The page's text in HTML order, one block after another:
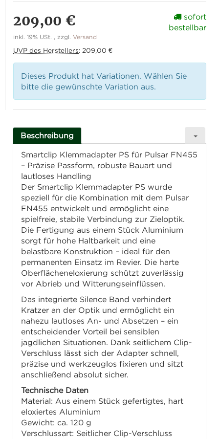
209,00 €
inkl. 19% USt. , zzgl.Versand
UVP des Herstellers: 209,00 €
sofort
bestellbar
Dieses Produkt hat Variationen. Wählen Sie
bitte die gewünschte Variation aus.
Beschreibung
Smartclip Klemmadapter PS für Pulsar FN455
– Präzise Passform, robuste Bauart und
lautloses Handling
Der Smartclip Klemmadapter PS wurde
speziell für die Kombination mit dem Pulsar
FN455 entwickelt und ermöglicht eine
spielfreie, stabile Verbindung zur Zieloptik.
Die Fertigung aus einem Stück Aluminium
sorgt für hohe Haltbarkeit und eine
belastbare Konstruktion – ideal für den
permanenten Einsatz im Revier. Die harte
Oberflächeneloxierung schützt zuverlässig
vor Abrieb und Witterungseinflüssen.
Das integrierte Silence Band verhindert
Kratzer an der Optik und ermöglicht ein
nahezu lautloses An- und Absetzen – ein
entscheidender Vorteil bei sensiblen
jagdlichen Situationen. Dank seitlichem Clip-
Verschluss lässt sich der Adapter schnell,
präzise und werkzeuglos fixieren und sitzt
anschließend absolut sicher.
Technische Daten
Material: Aus einem Stück gefertigtes, hart
eloxiertes Aluminium
Gewicht: ca. 120 g
Verschlussart: Seitlicher Clip-Verschluss